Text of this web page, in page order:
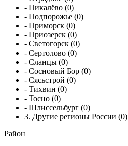
- Пикалёво (0)
- Подпорожье (0)
- Приморск (0)
- Приозерск (0)
- Светогорск (0)
- Сертолово (0)
- Сланцы (0)
- Сосновый Бор (0)
- Сясьстрой (0)
- Тихвин (0)
- Тосно (0)
- Шлиссельбург (0)
3. Другие регионы России (0)
Район